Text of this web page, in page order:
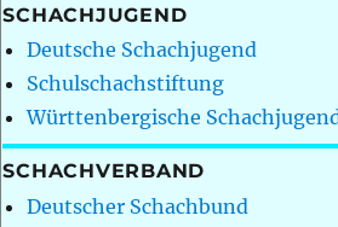
SCHACHJUGEND
Deutsche Schachjugend
Schulschachstiftung
Württenbergische
SCHACHVERBAND
Deutscher Schachbund